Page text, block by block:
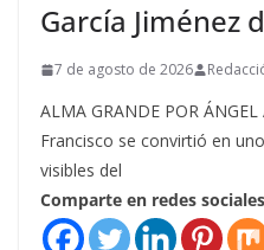
García Jiménez
7 de agosto de 2026
ALMA GRANDE POR
Francisco se convirtió en
visibles del
Comparte en redes sociales